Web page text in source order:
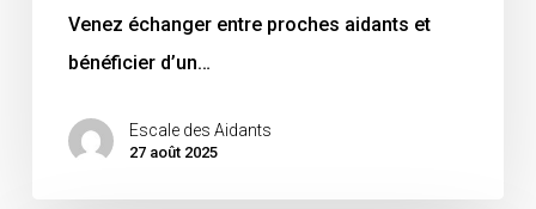
Venez échanger entre proches aidants et
bénéficier d’un…
Escale des Aidants
27 août 2025